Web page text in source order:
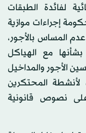
لفائدة الطبقات
إجراءات موازية
المساس بالأجور،
بشأنها مع الهياكل
الأجور والمداخيل
لأنشطة المحتكرين
على نصوص قانونية